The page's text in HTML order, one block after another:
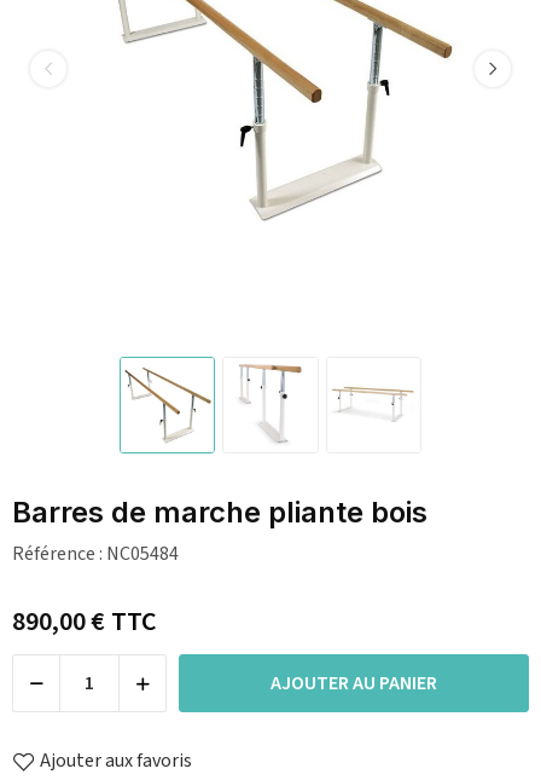
Barres de marche pliante bois
Référence : NC05484
890,00 €TTC
AJOUTER AU PANIER
Ajouter aux favoris